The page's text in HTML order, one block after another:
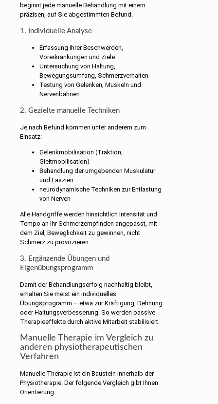
beginnt jede manuelle Behandlung mit einem
präzisen, auf Sie abgestimmten Befund.
1. Individuelle Analyse
Erfassung Ihrer Beschwerden,
Vorerkrankungen und Ziele
Untersuchung von Haltung,
Bewegungsumfang, Schmerzverhalten
Testung von Gelenken, Muskeln und
Nervenbahnen
2. Gezielte manuelle Techniken
Je nach Befund kommen unter anderem zum
Einsatz:
Gelenkmobilisation (Traktion,
Gleitmobilisation)
Behandlung der umgebenden Muskulatur
und Faszien
neurodynamische Techniken zur Entlastung
von Nerven
Alle Handgriffe werden hinsichtlich Intensität und
Tempo an Ihr Schmerzempfinden angepasst, mit
dem Ziel, Beweglichkeit zu gewinnen, nicht
Schmerz zu provozieren.
3. Ergänzende Übungen und
Eigenübungsprogramm
Damit der Behandlungserfolg nachhaltig bleibt,
erhalten Sie meist ein individuelles
Übungsprogramm – etwa zur Kräftigung, Dehnung
oder Haltungsverbesserung. So werden passive
Therapieeffekte durch aktive Mitarbeit stabilisiert.
Manuelle Therapie im Vergleich zu
anderen physiotherapeutischen
Verfahren
Manuelle Therapie ist ein Baustein innerhalb der
Physiotherapie. Der folgende Vergleich gibt Ihnen
Orientierung: